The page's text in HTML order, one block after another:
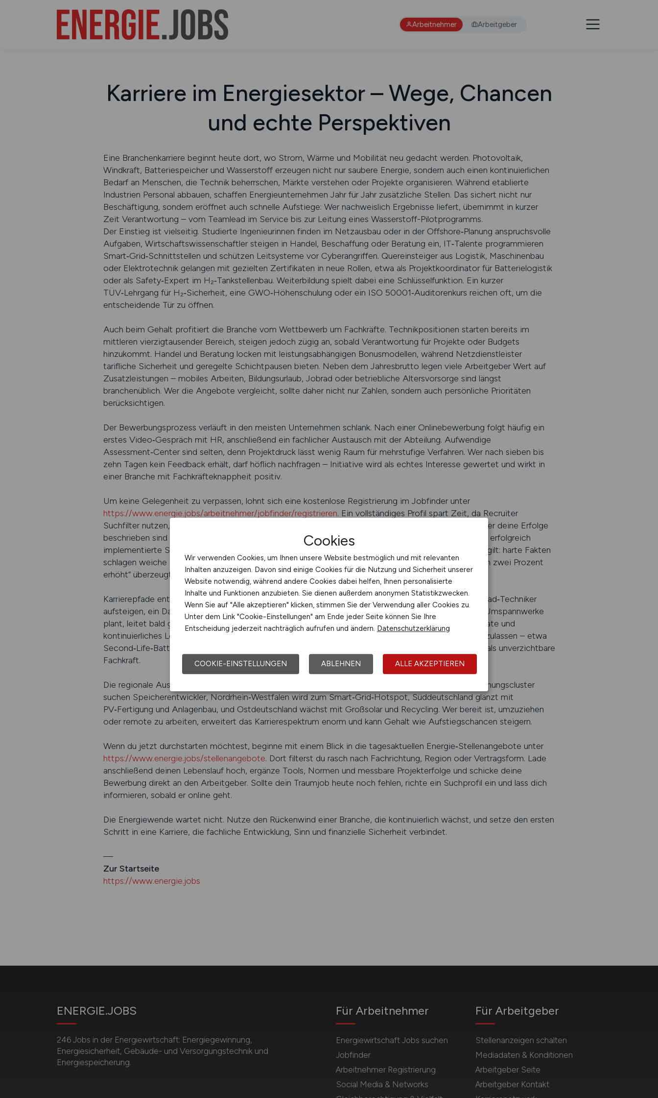
Arbeitnehmer Arbeitgeber
Karriere im Energiesektor – Wege, Chancen
und echte Perspektiven
Eine Branchenkarriere beginnt heute dort, wo Strom, Wärme und Mobilität neu gedacht werden. Photovoltaik,
Windkraft, Batteriespeicher und Wasserstoff erzeugen nicht nur saubere Energie, sondern auch einen kontinuierlichen
Bedarf an Menschen, die Technik beherrschen, Märkte verstehen oder Projekte organisieren. Während etablierte
Industrien Personal abbauen, schaffen Energieunternehmen Jahr für Jahr zusätzliche Stellen. Das sichert nicht nur
Beschäftigung, sondern eröffnet auch schnelle Aufstiege: Wer nachweislich Ergebnisse liefert, übernimmt in kurzer
Zeit Verantwortung – vom Team­lead im Service bis zur Leitung eines Wasserstoff-Pilotprogramms.
Der Einstieg ist vielseitig. Studierte Ingenieurinnen finden im Netz­ausbau oder in der Offshore‑Planung anspruchsvolle
Aufgaben, Wirtschaftswissenschaftler steigen in Handel, Beschaffung oder Beratung ein, IT‑Talente programmieren
Smart‑Grid‑Schnittstellen und schützen Leitsysteme vor Cyberangriffen. Quereinsteiger aus Logistik, Maschinenbau
oder Elektrotechnik gelangen mit gezielten Zertifikaten in neue Rollen, etwa als Projekt­koordinator für Batterielogistik
oder als Safety‑Expert im H₂‑Tankstellenbau. Weiterbildung spielt dabei eine Schlüsselfunktion. Ein kurzer
TÜV‑Lehrgang für H₂‑Sicherheit, eine GWO‑Höhen­schulung oder ein ISO 50001‑Auditorenkurs reichen oft, um die
entscheidende Tür zu öffnen.
Auch beim Gehalt profitiert die Branche vom Wettbewerb um Fachkräfte. Technikpositionen starten bereits im
mittleren vierzigtausender Bereich, steigen jedoch zügig an, sobald Verantwortung für Projekte oder Budgets
hinzukommt. Handel und Beratung locken mit leistungs­abhängigen Bonus­modellen, während Netzdienstleister
tarifliche Sicherheit und geregelte Schichtpausen bieten. Neben dem Jahresbrutto legen viele Arbeitgeber Wert auf
Zusatzleistungen – mobiles Arbeiten, Bildungsurlaub, Jobrad oder betriebliche Altersvorsorge sind längst
branchenüblich. Wer die Angebote vergleicht, sollte daher nicht nur Zahlen, sondern auch persönliche Prioritäten
berücksichtigen.
Der Bewerbungsprozess verläuft in den meisten Unternehmen schlank. Nach einer Onlinebewerbung folgt häufig ein
erstes Video‑Gespräch mit HR, anschließend ein fachlicher Austausch mit der Abteilung. Aufwendige
Assessment‑Center sind selten, denn Projekt­druck lässt wenig Raum für mehrstufige Verfahren. Wer nach sieben bis
zehn Tagen kein Feedback erhält, darf höflich nachfragen – Initiative wird als echtes Interesse gewertet und wirkt in
einer Branche mit Fachkräfteknappheit positiv.
Um keine Gelegenheit zu verpassen, lohnt sich eine kostenlose Registrierung im Jobfinder unter
https://www.energie.jobs/arbeitnehmer/jobfinder/registrieren. Ein vollständiges Profil spart Zeit, da Recruiter
Suchfilter nutzen, um Profile mit bestimmten Tools, Normen und Projektgrößen zu finden. Je konkreter deine Erfolge
beschrieben sind – zum Beispiel gestiegene Anlagen­verfügbarkeiten, verhandelte PPA‑Volumen oder erfolgreich
implementierte SCADA‑Updates –, desto schneller landet deine Bewerbung auf der Shortlist. Dabei gilt: harte Fakten
schlagen weiche Beschreibungen. „Verantwortlich für 150 MWp Solarportfolio, Performance Ratio um zwei Prozent
erhöht“ überzeugt stärker als „umfassende Erfahrung in der Solarbranche“.
Karrierepfade entwickeln sich dynamisch. Ein Servicetechniker kann innerhalb von drei Jahren zum Lead‑Techniker
aufsteigen, ein Datenanalyst übernimmt rasch Portfolio­verantwortung, und eine Ingenieurin, die erst Umspannwerke
plant, leitet bald ganze EPC‑Teams im Großspeicherbau. Die Branche honoriert nachweisbare Resultate und
kontinuierliches Lernen mehr als Titel oder Dienstalter. Wer bereit ist, sich auf neue Technologien einzulassen – etwa
Second‑Life‑Batterien, Hybrid‑PPAs oder KI‑gestützte Netzsteuerung –, positioniert sich frühzeitig als unverzichtbare
Fachkraft.
Die regionale Auswahl ist größer, als viele erwarten. Offshore‑Wind lockt an die Küste, Bayerns Forschungs­cluster
suchen Speicher­entwickler, Nordrhein‑Westfalen wird zum Smart‑Grid‑Hotspot, Süddeutschland glänzt mit
PV‑Fertigung und Anlagenbau, und Ostdeutschland wächst mit Großsolar und Recycling. Wer bereit ist, umzuziehen
oder remote zu arbeiten, erweitert das Karriere­spektrum enorm und kann Gehalt wie Aufstiegschancen steigern.
Wenn du jetzt durchstarten möchtest, beginne mit einem Blick in die tagesaktuellen Energie‑Stellenangebote unter
https://www.energie.jobs/stellenangebote. Dort filterst du rasch nach Fachrichtung, Region oder Vertragsform. Lade
anschließend deinen Lebenslauf hoch, ergänze Tools, Normen und messbare Projekterfolge und schicke deine
Bewerbung direkt an den Arbeitgeber. Sollte dein Traumjob heute noch fehlen, richte ein Suchprofil ein und lass dich
informieren, sobald er online geht.
Die Energiewende wartet nicht. Nutze den Rückenwind einer Branche, die kontinuierlich wächst, und setze den ersten
Schritt in eine Karriere, die fachliche Entwicklung, Sinn und finanzielle Sicherheit verbindet.
—
Zur Startseite
https://www.energie.jobs
ENERGIE.JOBS
246 Jobs in der Energiewirtschaft: Energiegewinnung,
Energiesicherheit, Gebäude- und Versorgungstechnik und
Energiespeicherung.
Für Arbeitnehmer
Energiewirtschaft Jobs suchen
Jobfinder
Arbeitnehmer Registrierung
Social Media & Networks
Für Arbeitgeber
Stellenanzeigen schalten
Mediadaten & Konditionen
Arbeitgeber Seite
Arbeitgeber Kontakt
Cookies
Wir verwenden Cookies, um Ihnen unsere Website bestmöglich und mit relevanten
Inhalten anzuzeigen. Davon sind einige Cookies für die Nutzung und Sicherheit unserer
Website notwendig, während andere Cookies dabei helfen, Ihnen personalisierte
Inhalte und Funktionen anzubieten. Sie dienen außerdem anonymen Statistikzwecken.
Wenn Sie auf "Alle akzeptieren" klicken, stimmen Sie der Verwendung aller Cookies zu.
Unter dem Link "Cookie-Einstellungen" am Ende jeder Seite können Sie Ihre
Entscheidung jederzeit nachträglich aufrufen und ändern. Datenschutzerklärung
COOKIE-EINSTELLUNGEN ABLEHNEN ALLE AKZEPTIEREN